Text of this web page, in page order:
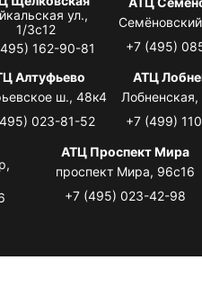
ул.,
1/3с12
162-90-81
+7 (495)
Алтуфьево
ш., 48к4
023-81-52
АТЦ
Лобненская,
+7 (499)
АТЦ Проспект Мира
проспект Мира, 96с16
+7 (495) 023-42-98